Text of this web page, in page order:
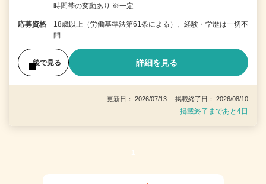
時間帯の変動あり ※一定…
応募資格
18歳以上（労働基準法第61条による）、経験・学歴は一切不
問
後で見る 詳細を見る
更新日： 2026/07/13 掲載終了日： 2026/08/10
掲載終了まであと4日
1